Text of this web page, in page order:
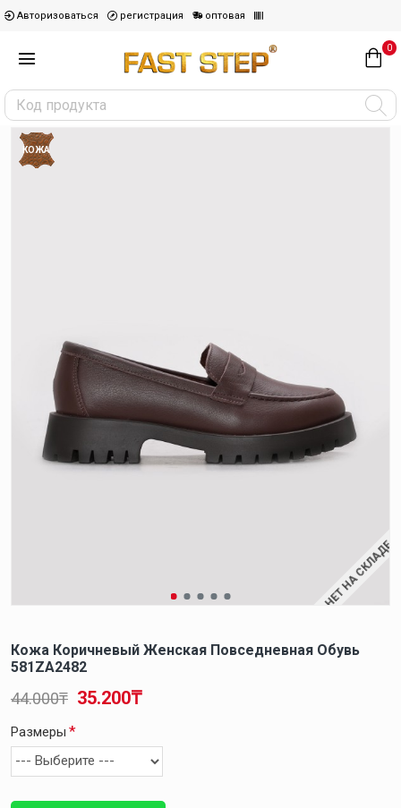
Авторизоваться регистрация оптовая
0
НЕТ НА СКЛАДЕ
КОЖА
Кожа Коричневый Женская Повседневная Обувь
581ZA2482
35.200₸
44.000₸
Размеры